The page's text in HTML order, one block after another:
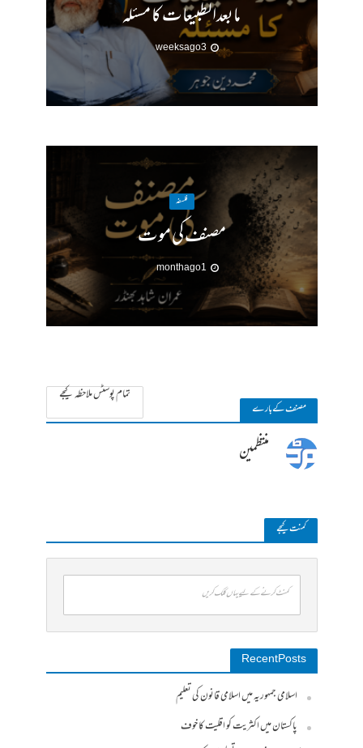
مابعدالطبیعات کا مسئلہ
3 weeks ago
فلسفہ
مصنف کی موت
1 month ago
مصنف کے بارے
تمام پوسٹس ملاحظہ کیجے
منتظمین
کمنت کیجے
کمنٹ کرنے کے لیے یہاں کلک کریں
Recent Posts
اسلامی جمہوریہ میں اسلامی قانون کی تعلیم
پاکستان میں اکثریت کو اقلیت کا خوف